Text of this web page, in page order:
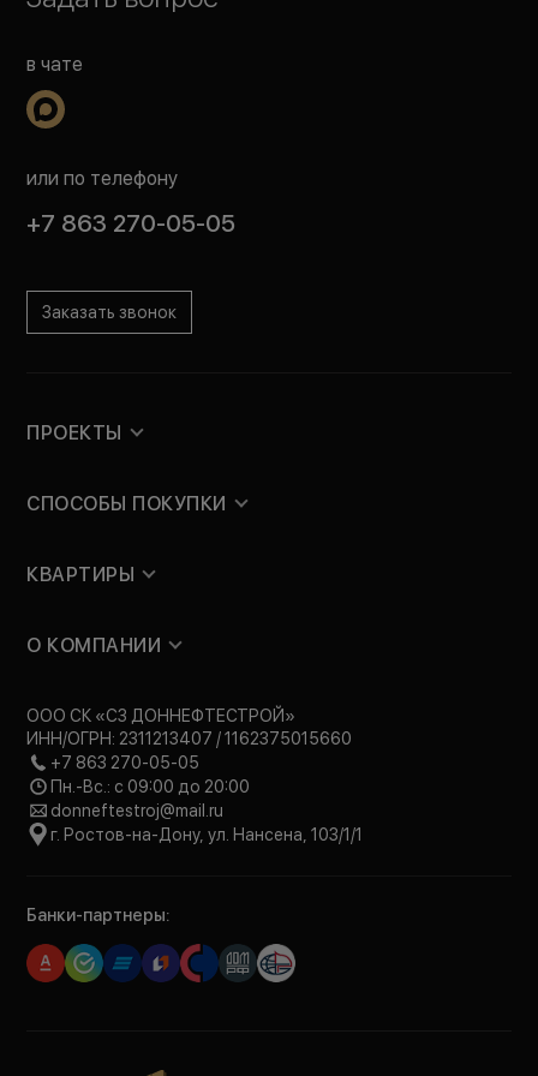
в чате
или по телефону
+7 863 270-05-05
Заказать звонок
ПРОЕКТЫ
СПОСОБЫ ПОКУПКИ
КВАРТИРЫ
О КОМПАНИИ
ООО СК «СЗ ДОННЕФТЕСТРОЙ»
ИНН/ОГРН: 2311213407 / 1162375015660
+7 863 270-05-05
Пн.-Вс.: с 09:00 до 20:00
donneftestroj@mail.ru
г. Ростов-на-Дону, ул. Нансена, 103/1/1
Банки-партнеры: